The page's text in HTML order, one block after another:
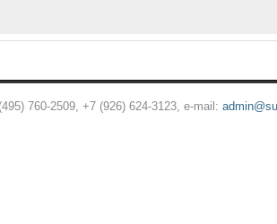
760-2509, +7 (926) 624-3123, e-mail: